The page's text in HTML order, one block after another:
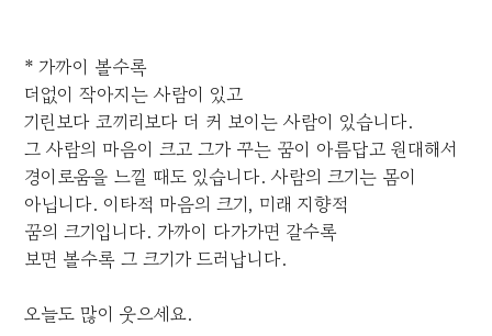
* 가까이 볼수록
더없이 작아지는 사람이 있고
기린보다 코끼리보다 더 커 보이는 사람이 있습니다.
그 사람의 마음이 크고 그가 꾸는 꿈이 아름답고 원대해서
경이로움을 느낄 때도 있습니다. 사람의 크기는 몸이
아닙니다. 이타적 마음의 크기, 미래 지향적
꿈의 크기입니다. 가까이 다가가면 갈수록
보면 볼수록 그 크기가 드러납니다.
오늘도 많이 웃으세요.